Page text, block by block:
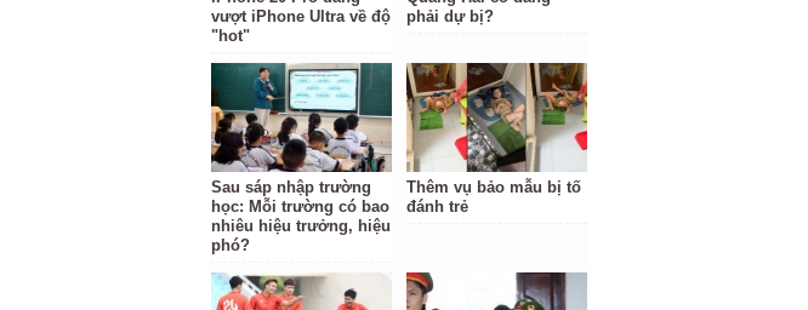
vượt iPhone Ultra về độ
"hot"
phải dự bị?
Sau sáp nhập trường
học: Mỗi trường có bao
nhiêu hiệu trưởng, hiệu
phó?
Thêm vụ bảo mẫu bị tố
đánh trẻ